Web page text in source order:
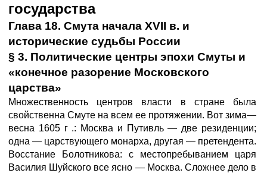
государства
Глава 18. Смута начала XVII в. и
исторические судьбы России
§ 3. Политические центры эпохи Смуты и
«конечное разорение Московского
царства»
Множественность центров власти в стране была
свойственна Смуте на всем ее протяжении. Вот зима—
весна 1605 г .: Москва и Путивль — две резиденции;
одна — царствующего монарха, другая — претендента.
Восстание Болотникова: с местопребыванием царя
Василия Шуйского все ясно — Москва. Сложнее дело в